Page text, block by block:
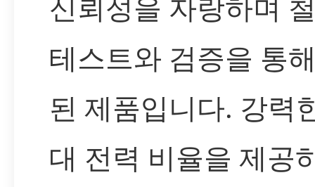
테스트와 검증을 통
된 제품입니다. 강력
대 전력 비율을 제공